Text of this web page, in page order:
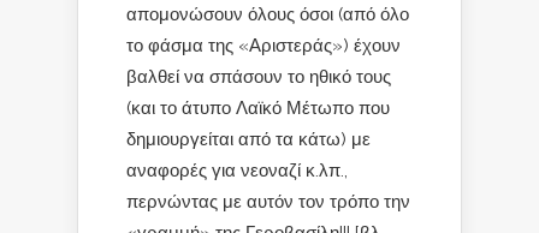
απομονώσουν όλους όσοι (από όλο
το φάσμα της «Αριστεράς») έχουν
βαλθεί να σπάσουν το ηθικό τους
(και το άτυπο Λαϊκό Μέτωπο που
δημιουργείται από τα κάτω) με
αναφορές για νεοναζί κ.λπ.,
περνώντας με αυτόν τον τρόπο την